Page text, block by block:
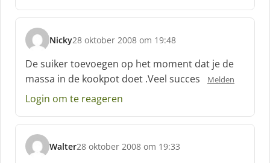
e
f
:
Nicky
s
c
h
r
e
f
28 oktober 2008 om 19:48
De suiker toevoegen op het moment dat je de
massa in de kookpot doet .Veel succes
Melden
Login om te reageren
Walter
s
28 oktober 2008 om 19:33